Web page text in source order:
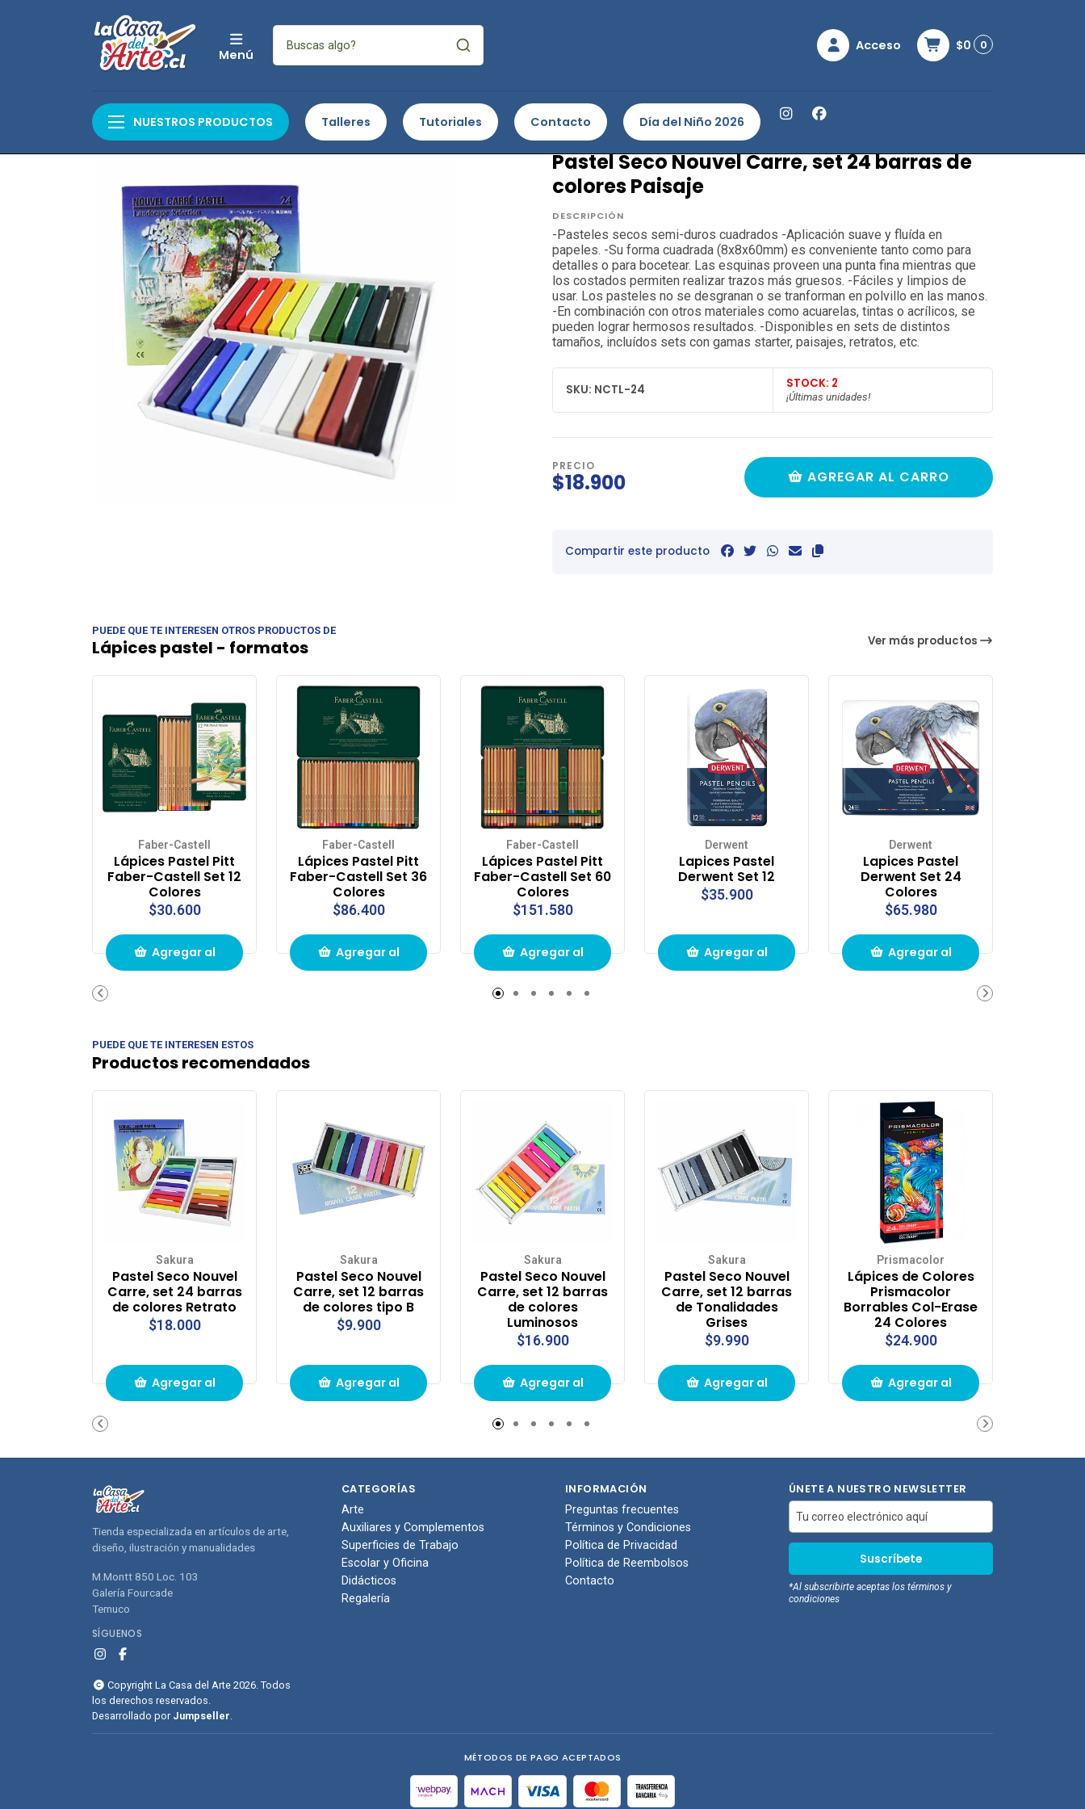
Menú
Acceso $0 0
NUESTROS PRODUCTOS Talleres Tutoriales Contacto Día del Niño 2026
Inicio Arte Artes Gráficas e Ilustración Lápices pastel - formatos Pastel Seco Nouvel Carre, set 24 barras de colores Paisaje
SAKURA
Pastel Seco Nouvel Carre, set 24 barras de
colores Paisaje
DESCRIPCIÓN
-Pasteles secos semi-duros cuadrados -Aplicación suave y fluída en
papeles. -Su forma cuadrada (8x8x60mm) es conveniente tanto como para
detalles o para bocetear. Las esquinas proveen una punta fina mientras que
los costados permiten realizar trazos más gruesos. -Fáciles y limpios de
usar. Los pasteles no se desgranan o se tranforman en polvillo en las manos.
-En combinación con otros materiales como acuarelas, tintas o acrílicos, se
pueden lograr hermosos resultados. -Disponibles en sets de distintos
tamaños, incluídos sets con gamas starter, paisajes, retratos, etc.
SKU: NCTL-24 STOCK: 2
¡Últimas unidades!
PRECIO
$18.900 AGREGAR AL CARRO
Compartir este producto
PUEDE QUE TE INTERESEN OTROS PRODUCTOS DE
Lápices pastel - formatos Ver más productos
Faber-Castell
Lápices Pastel Pitt
Faber-Castell Set 12
Colores
$30.600
Agregar al
Faber-Castell
Lápices Pastel Pitt
Faber-Castell Set 36
Colores
$86.400
Agregar al
Faber-Castell
Lápices Pastel Pitt
Faber-Castell Set 60
Colores
$151.580
Agregar al
carrito de
Derwent
Lapices Pastel
Derwent Set 12
$35.900
Agregar al
Derwent
Lapices Pastel
Derwent Set 24
Colores
$65.980
Agregar al
PUEDE QUE TE INTERESEN ESTOS
Productos recomendados
Sakura
Pastel Seco Nouvel
Carre, set 24 barras
de colores Retrato
$18.000
Agregar al
compras
Sakura
Pastel Seco Nouvel
Carre, set 12 barras
de colores tipo B
$9.900
Agregar al
compras
Sakura
Pastel Seco Nouvel
Carre, set 12 barras
de colores
Luminosos
$16.900
Agregar al
carrito de
compras
Sakura
Pastel Seco Nouvel
Carre, set 12 barras
de Tonalidades
Grises
$9.990
Agregar al
compras
Prismacolor
Lápices de Colores
Prismacolor
Borrables Col-Erase
24 Colores
$24.900
Agregar al
compras
Tienda especializada en artículos de arte,
diseño, ilustración y manualidades
M.Montt 850 Loc. 103
Galería Fourcade
Temuco
SÍGUENOS
Copyright La Casa del Arte 2026. Todos
los derechos reservados.
Desarrollado por Jumpseller
CATEGORÍAS
Arte
Auxiliares y Complementos
Superficies de Trabajo
Escolar y Oficina
Didácticos
Regalería
INFORMACIÓN
Preguntas frecuentes
Términos y Condiciones
Política de Privacidad
Política de Reembolsos
Contacto
ÚNETE A NUESTRO NEWSLETTER
*Al subscribirte aceptas los términos y
condiciones
MÉTODOS DE PAGO ACEPTADOS